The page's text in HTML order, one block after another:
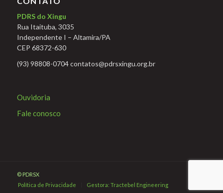
PDRS do Xingu
Rua Itaituba, 3035
Independente I – Altamira/PA
CEP 68372-630
(93) 98808-0704 contatos@pdrsxingu.org.br
Ouvidoria
Fale conosco
© PDRSX
Política de Privacidade
Gestora: Tractebel Engineering